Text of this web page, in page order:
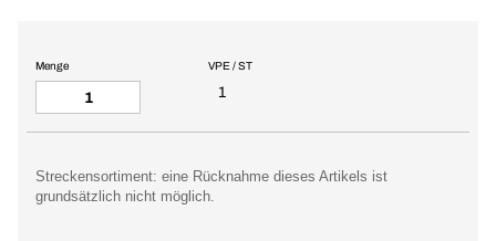
VPE / ST
1
Menge
Streckensortiment: eine Rücknahme dieses Artikels ist
grundsätzlich nicht möglich.